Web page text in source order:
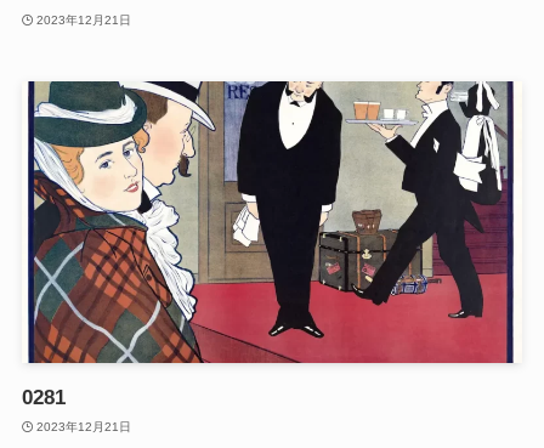
2023年12月21日
0281
2023年12月21日